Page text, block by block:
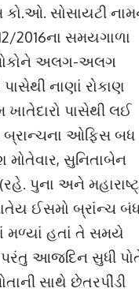
કો.ઓ. સોસાયટી
2016ના સમયગાળા
લોકોને અલગ-અલગ
નાણાં રોકાણ
ખાતેદારો પાસેથી લઈ
બ્રાન્ચના ઓફિસ બધ
સુનિતાબેન
પુના અને
ઈસમો બ્રાંન્ચ
મળ્યાં હતાં તે સમયે
આજદિન સુધી
સાથે છેતરપીંડી